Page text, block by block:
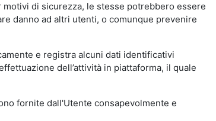
di sicurezza, le stesse potrebbero essere
danno ad altri utenti, o comunque prevenire
e registra alcuni dati identificativi
dell’attività in piattaforma, il quale
fornite dall'Utente consapevolmente e